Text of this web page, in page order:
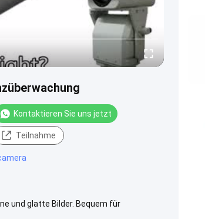
Kontaktieren Sie uns jetzt
Teilnahme
und glatte Bilder. Bequem für